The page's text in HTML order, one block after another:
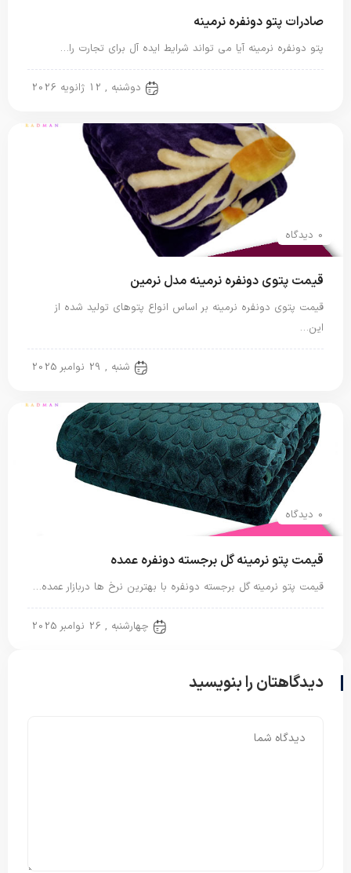
صادرات پتو دونفره نرمینه
پتو دونفره نرمینه آیا می تواند شرایط ایده آل برای تجارت را…
دوشنبه , 12 ژانویه 2026
0 دیدگاه
قیمت پتوی دونفره نرمینه مدل نرمین
قیمت پتوی دونفره نرمینه بر اساس انواع پتوهای تولید شده از
این…
شنبه , 29 نوامبر 2025
0 دیدگاه
قیمت پتو نرمینه گل برجسته دونفره عمده
قیمت پتو نرمینه گل برجسته دونفره با بهترین نرخ ها دربازار عمده…
چهارشنبه , 26 نوامبر 2025
دیدگاهتان را بنویسید